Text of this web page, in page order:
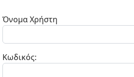
Όνομα Χρήστη
Κωδικός: